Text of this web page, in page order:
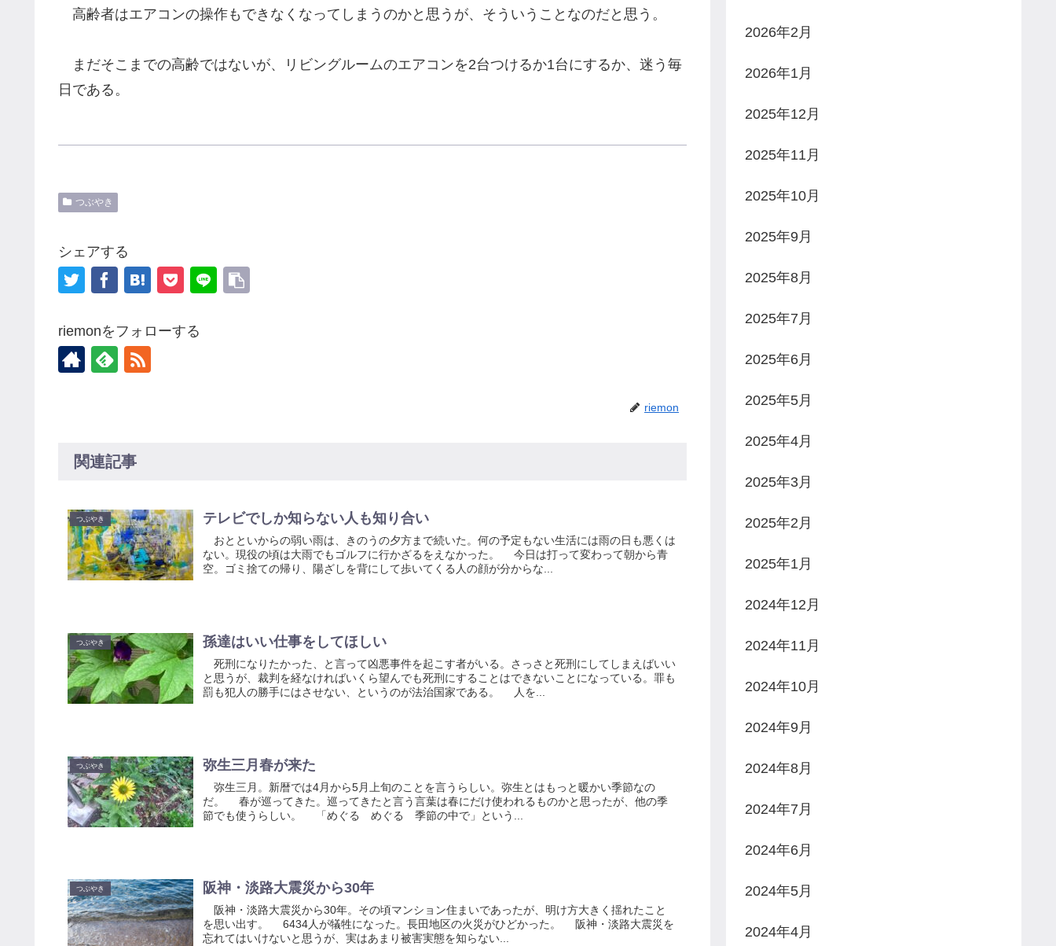
高齢者はエアコンの操作もできなくなってしまうのかと思うが、そういうことなのだと思う。
まだそこまでの高齢ではないが、リビングルームのエアコンを2台つけるか1台にするか、迷う毎
日である。
つぶやき
シェアする
riemonをフォローする
riemon
関連記事
つぶやき テレビでしか知らない人も知り合い
おとといからの弱い雨は、きのうの夕方まで続いた。何の予定もない生活には雨の日も悪くは
ない。現役の頃は大雨でもゴルフに行かざるをえなかった。 今日は打って変わって朝から青
空。ゴミ捨ての帰り、陽ざしを背にして歩いてくる人の顔が分からな...
つぶやき 孫達はいい仕事をしてほしい
死刑になりたかった、と言って凶悪事件を起こす者がいる。さっさと死刑にしてしまえばいい
と思うが、裁判を経なければいくら望んでも死刑にすることはできないことになっている。罪も
罰も犯人の勝手にはさせない、というのが法治国家である。 人を...
つぶやき 弥生三月春が来た
弥生三月。新暦では4月から5月上旬のことを言うらしい。弥生とはもっと暖かい季節なの
だ。 春が巡ってきた。巡ってきたと言う言葉は春にだけ使われるものかと思ったが、他の季
節でも使うらしい。 「めぐる めぐる 季節の中で」という...
つぶやき 阪神・淡路大震災から30年
阪神・淡路大震災から30年。その頃マンション住まいであったが、明け方大きく揺れたこと
を思い出す。 6434人が犠牲になった。長田地区の火災がひどかった。 阪神・淡路大震災を
忘れてはいけないと思うが、実はあまり被害実態を知らない...
2026年2月
2026年1月
2025年12月
2025年11月
2025年10月
2025年9月
2025年8月
2025年7月
2025年6月
2025年5月
2025年4月
2025年3月
2025年2月
2025年1月
2024年12月
2024年11月
2024年10月
2024年9月
2024年8月
2024年7月
2024年6月
2024年5月
2024年4月